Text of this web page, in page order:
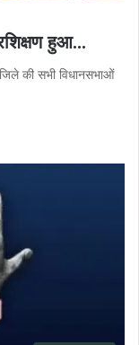
हुआ…
की सभी विधानसभाओं